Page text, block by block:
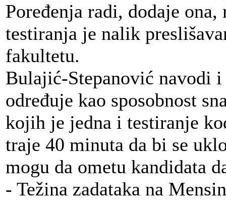
Poređenja radi, dodaje
testiranja je nalik
fakultetu.
Bulajić-Stepanović navodi
određuje kao sposobnost
kojih je jedna i testiranje
traje 40 minuta da bi se
mogu da ometu kandidata
- Težina zadataka na